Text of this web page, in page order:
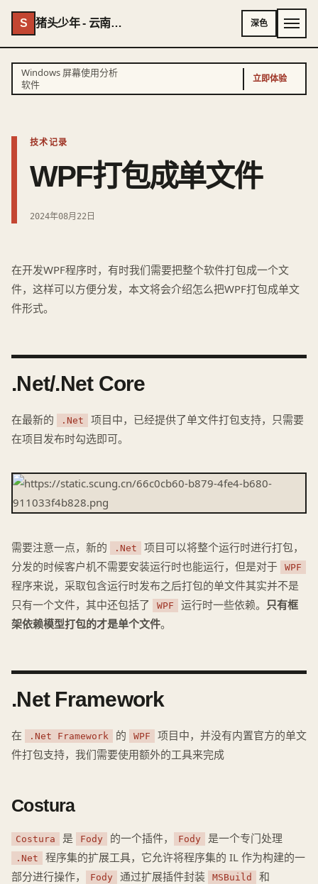
S 猪头少年 - 云南AI专家 - 云南独立开发者 深色
Windows 屏幕使用分析
软件
立即体验
技术记录
WPF打包成单文件
2024年08月22日
在开发WPF程序时，有时我们需要把整个软件打包成一个文
件，这样可以方便分发，本文将会介绍怎么把WPF打包成单文
件形式。
.Net/.Net Core
在最新的 .Net
项目中，已经提供了单文件打包支持，只需要
在项目发布时勾选即可。
需要注意一点，新的 .Net
项目可以将整个运行时进行打包，
分发的时候客户机不需要安装运行时也能运行，但是对于
WPF
程序来说，采取包含运行时发布之后打包的单文件其实并不是
只有一个文件，其中还包括了
WPF 运行时一些依赖。 只有框
架依赖模型打包的才是单个文件。
.Net Framework
在 .Net Framework 的 WPF
项目中，并没有内置官方的单文
件打包支持，我们需要使用额外的工具来完成
Costura
Costura 是 Fody 的一个插件， Fody 是一个专门处理
.Net
程序集的扩展工具，它允许将程序集的 IL 作为构建的一
部分进行操作，
Fody 通过扩展插件封装 MSBuild 和